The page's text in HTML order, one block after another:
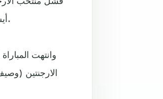
أيسلندا، أضعف فرق المجموعة الرابعة، والتي تضم أيضا كل من كرواتيا ونيجيريا.